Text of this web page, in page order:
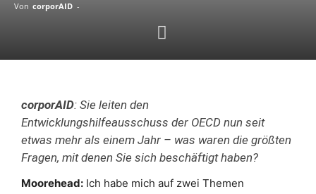
Von corporAID -
corporAID: Sie leiten den
Entwicklungshilfeausschuss der OECD nun seit
etwas mehr als einem Jahr – was waren die größten
Fragen, mit denen Sie sich beschäftigt haben?
Moorehead: Ich habe mich auf zwei Themen